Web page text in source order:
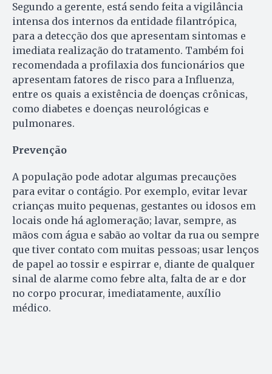
Segundo a gerente, está sendo feita a vigilância
intensa dos internos da entidade filantrópica,
para a detecção dos que apresentam sintomas e
imediata realização do tratamento. Também foi
recomendada a profilaxia dos funcionários que
apresentam fatores de risco para a Influenza,
entre os quais a existência de doenças crônicas,
como diabetes e doenças neurológicas e
pulmonares.
Prevenção
A população pode adotar algumas precauções
para evitar o contágio. Por exemplo, evitar levar
crianças muito pequenas, gestantes ou idosos em
locais onde há aglomeração; lavar, sempre, as
mãos com água e sabão ao voltar da rua ou sempre
que tiver contato com muitas pessoas; usar lenços
de papel ao tossir e espirrar e, diante de qualquer
sinal de alarme como febre alta, falta de ar e dor
no corpo procurar, imediatamente, auxílio
médico.